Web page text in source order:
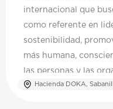
internacional que
como referente en
sostenibilidad,
más humana,
las personas y las
Hacienda DOKA,